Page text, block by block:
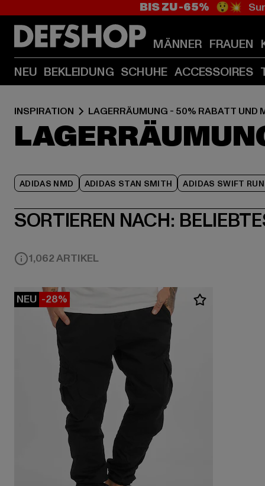
BIS ZU -65% 😲💥
MÄNNER FRAUEN
NEU BEKLEIDUNG SCHUHE ACCESSOIRES
INSPIRATION LAGERRÄUMUNG - 50% RABATT UND
ADIDAS NMD ADIDAS STAN SMITH ADIDAS SWIFT RUN
SORTIEREN NACH:
1,062 ARTIKEL
NEU -28%